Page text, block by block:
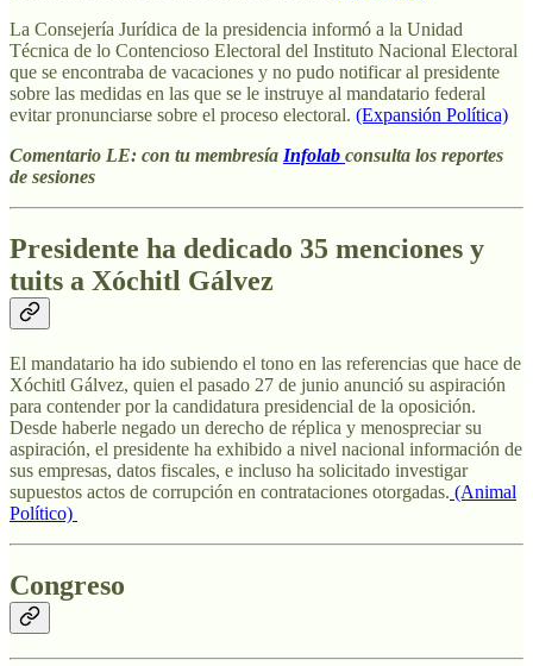
La Consejería Jurídica de la presidencia informó a la Unidad
Técnica de lo Contencioso Electoral del Instituto Nacional Electoral
que se encontraba de vacaciones y no pudo notificar al presidente
sobre las medidas en las que se le instruye al mandatario federal
evitar pronunciarse sobre el proceso electoral. (Expansión Política)
Comentario LE: con tu membresía Infolab consulta los reportes
de sesiones
Presidente ha dedicado 35 menciones y
tuits a Xóchitl Gálvez
El mandatario ha ido subiendo el tono en las referencias que hace de
Xóchitl Gálvez, quien el pasado 27 de junio anunció su aspiración
para contender por la candidatura presidencial de la oposición.
Desde haberle negado un derecho de réplica y menospreciar su
aspiración, el presidente ha exhibido a nivel nacional información de
sus empresas, datos fiscales, e incluso ha solicitado investigar
supuestos actos de corrupción en contrataciones otorgadas. (Animal
Político)
Congreso